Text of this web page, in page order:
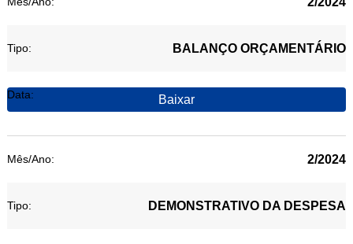
BALANÇO ORÇAMENTÁRIO
Baixar
2/2024
DEMONSTRATIVO DA DESPESA